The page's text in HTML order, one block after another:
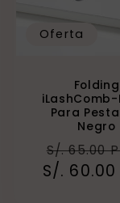
Oferta
Folding
iLashComb-
Para
Negro
Precio
habitual
S/. 65.00
S/. 60.00